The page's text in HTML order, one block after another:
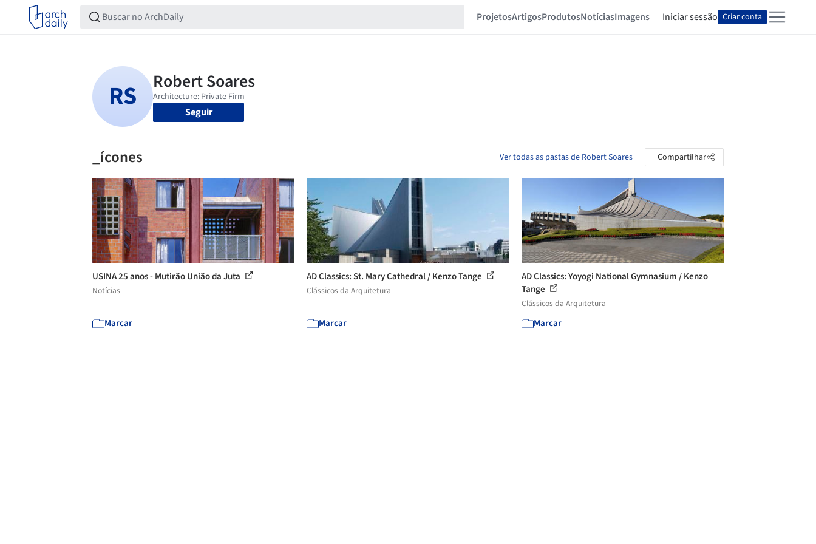
ProjetosArtigosProdutosNotíciasImagens Iniciar sessão Criar conta
Seguir
_ícones Ver todas as pastas de Robert Soares Compartilhar
USINA 25 anos - Mutirão União da Juta
Notícias
Marcar
AD Classics: St. Mary Cathedral / Kenzo Tange
Clássicos da Arquitetura
Marcar
AD Classics: Yoyogi National Gymnasium / Kenzo
Tange
Clássicos da Arquitetura
Marcar